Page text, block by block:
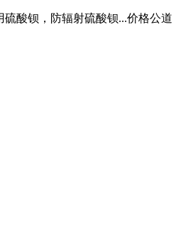
酸钡，防辐射硫酸钡...价格公道